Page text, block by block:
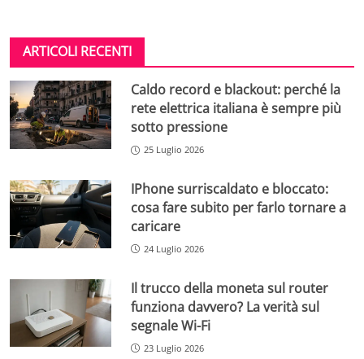
ARTICOLI RECENTI
Caldo record e blackout: perché la
rete elettrica italiana è sempre più
sotto pressione
25 Luglio 2026
IPhone surriscaldato e bloccato:
cosa fare subito per farlo tornare a
caricare
24 Luglio 2026
Il trucco della moneta sul router
funziona davvero? La verità sul
segnale Wi-Fi
23 Luglio 2026